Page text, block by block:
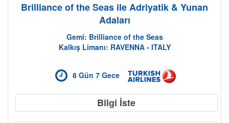
Brilliance of the Seas ile Adriyatik & Yunan
Adaları
Gemi: Brilliance of the Seas
Kalkış Limanı: RAVENNA - ITALY
8 Gün 7 Gece
Bilgi İste